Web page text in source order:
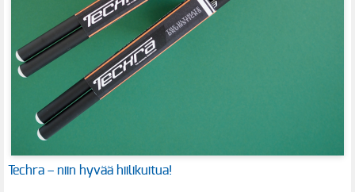
Techra – niin hyvää hiilikuitua!